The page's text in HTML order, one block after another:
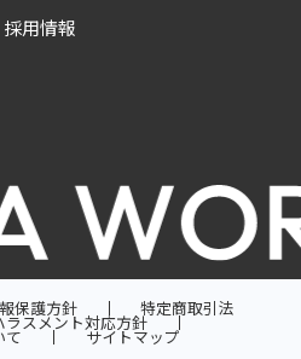
採用情報
保護方針 特定商取引法
ラスメント対応方針
て サイトマップ